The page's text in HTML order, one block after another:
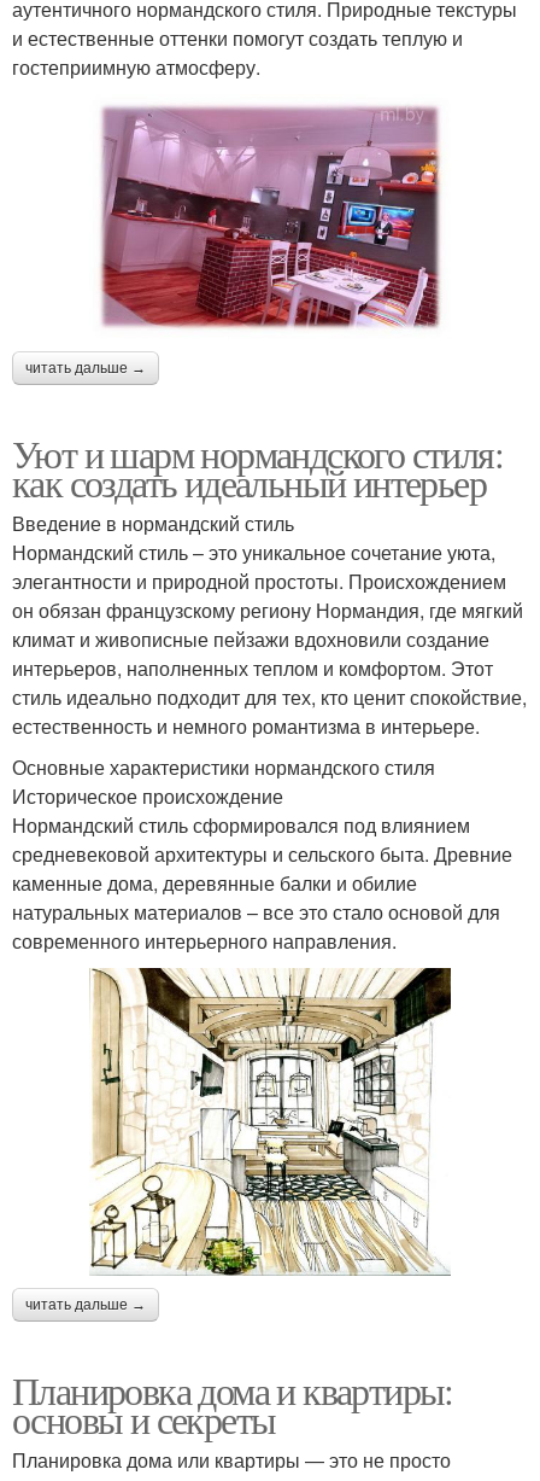
аутентичного нормандского стиля. Природные текстуры
и естественные оттенки помогут создать теплую и
гостеприимную атмосферу.
читать дальше →
Уют и шарм нормандского стиля:
как создать идеальный интерьер
Введение в нормандский стиль
Нормандский стиль – это уникальное сочетание уюта,
элегантности и природной простоты. Происхождением
он обязан французскому региону Нормандия, где мягкий
климат и живописные пейзажи вдохновили создание
интерьеров, наполненных теплом и комфортом. Этот
стиль идеально подходит для тех, кто ценит спокойствие,
естественность и немного романтизма в интерьере.
Основные характеристики нормандского стиля
Историческое происхождение
Нормандский стиль сформировался под влиянием
средневековой архитектуры и сельского быта. Древние
каменные дома, деревянные балки и обилие
натуральных материалов – все это стало основой для
современного интерьерного направления.
читать дальше →
Планировка дома и квартиры:
основы и секреты
Планировка дома или квартиры — это не просто